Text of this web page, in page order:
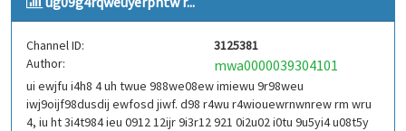
Channel ID:
3125381
Author:
mwa0000039304101
ui ewjfu i4h8 4 uh twue 988we08ew imiewu 9r98weu
iwj9oijf98dusdij ewfosd jiwf. d98 r4wu r4wiouewrnwnrew rm wru
4, iu ht 3i4t984 ieu 0912 12ijr 9i3r12 921 0i2u02 i0tu 9u5yi4 u08t5y